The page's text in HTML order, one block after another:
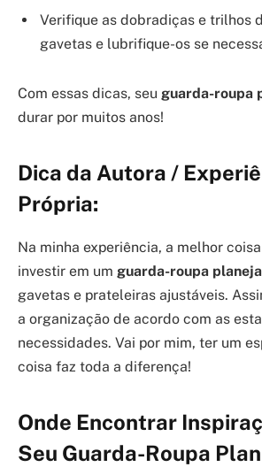
Verifique as dobradiças e trilhos
gavetas e lubrifique-os se
Com essas dicas, seu guarda-roupa
durar por muitos anos!
Dica da Autora /
Própria:
Na minha experiência, a melhor
investir em um guarda-roupa
gavetas e prateleiras ajustáveis.
a organização de acordo com as
necessidades. Vai por mim, ter um
coisa faz toda a diferença!
Onde Encontrar
Seu Guarda-Roupa